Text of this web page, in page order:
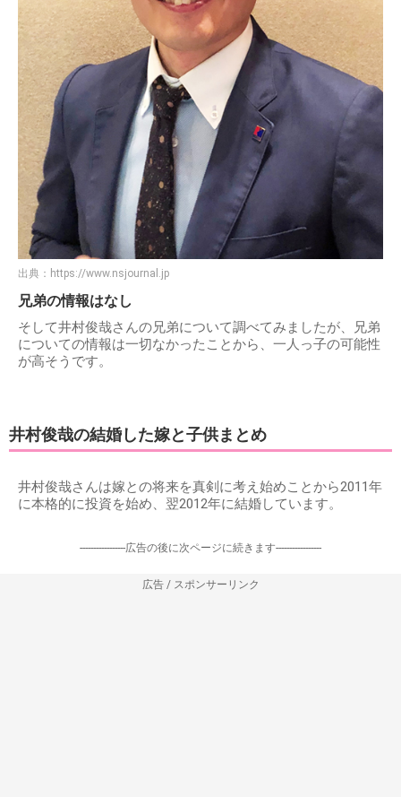
出典： https://www.nsjournal.jp
兄弟の情報はなし
そして井村俊哉さんの兄弟について調べてみましたが、兄弟
についての情報は一切なかったことから、一人っ子の可能性
が高そうです。
井村俊哉の結婚した嫁と子供まとめ
井村俊哉さんは嫁との将来を真剣に考え始めことから2011年
に本格的に投資を始め、翌2012年に結婚しています。
-----------------広告の後に次ページに続きます-----------------
広告 / スポンサーリンク